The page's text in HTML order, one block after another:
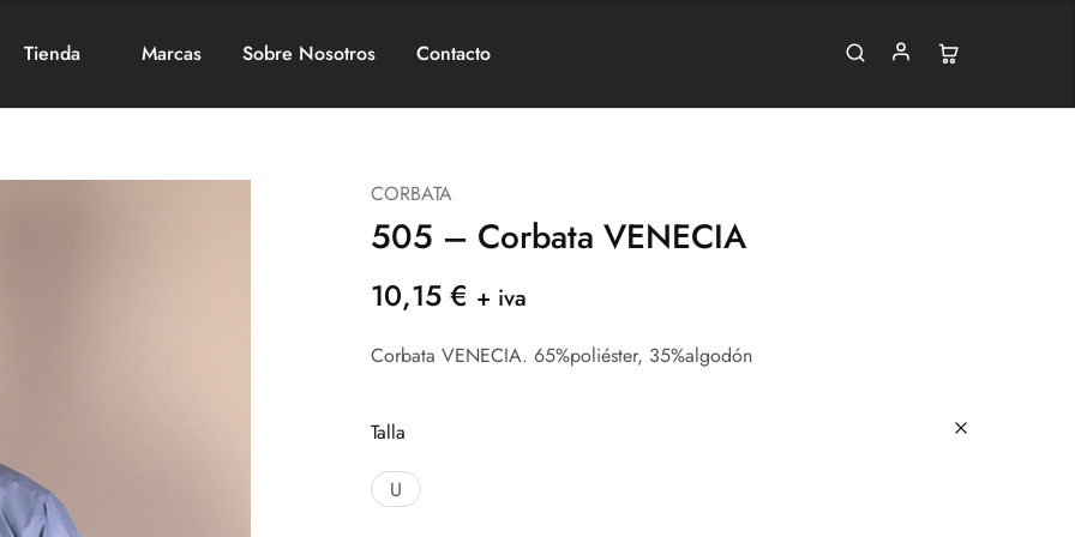
Tienda Marcas Sobre Nosotros Contacto
CORBATA
505 – Corbata VENECIA
10,15 € + iva
Corbata VENECIA. 65%poliéster, 35%algodón
Talla
U